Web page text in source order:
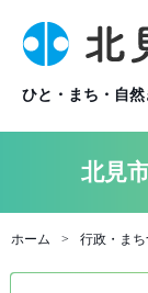
ひと・まち・自
北見
ホーム 行政・まち